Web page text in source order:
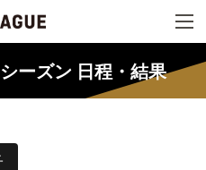
ーズン 日程・結果